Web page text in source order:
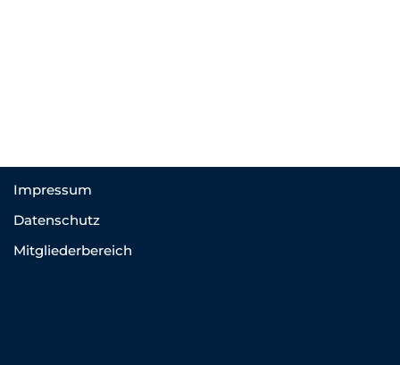
Impressum
Datenschutz
Mitgliederbereich